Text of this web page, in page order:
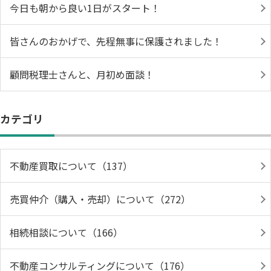
今日も朝から良い1日がスタート！
皆さんのおかげで、先程無事に保護されました！
顧問税理士さんと、月初め面談！
カテゴリ
不動産買取について（137）
売買仲介（購入・売却）について（272）
相続相談について（166）
不動産コンサルティングについて（176）